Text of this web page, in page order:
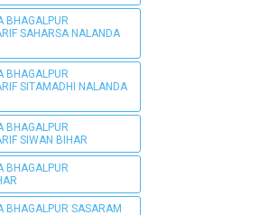
BHAGALPUR
SAHARSA NALANDA
BHAGALPUR
SITAMADHI NALANDA
BHAGALPUR
SIWAN BIHAR
BHAGALPUR
BHAGALPUR SASARAM